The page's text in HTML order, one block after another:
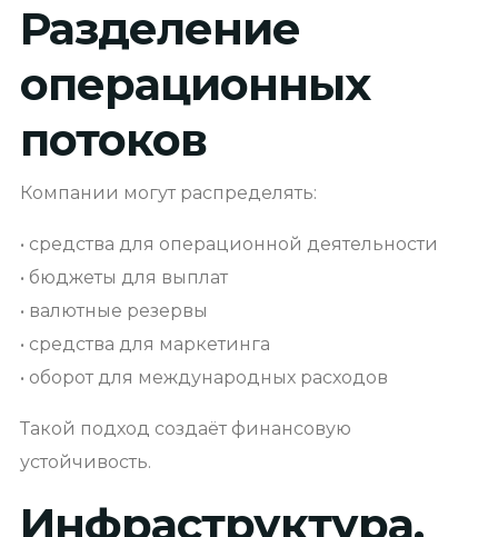
Разделение
операционных
потоков
Компании могут распределять:
• средства для операционной деятельности
• бюджеты для выплат
• валютные резервы
• средства для маркетинга
• оборот для международных расходов
Такой подход создаёт финансовую
устойчивость.
Инфраструктура,